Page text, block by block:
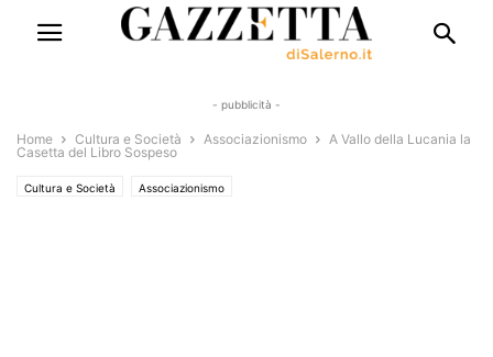
- pubblicità -
Home Cultura e Società Associazionismo
A Vallo della Lucania la
Casetta del Libro Sospeso
Cultura e Società Associazionismo